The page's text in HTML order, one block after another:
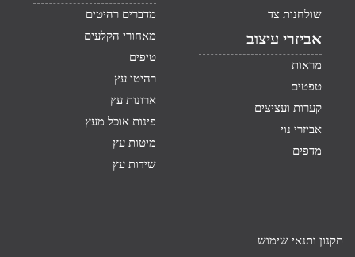
שולחנות צד
אביזרי עיצוב
מראות
טפטים
קערות ועציצים
אביזרי נוי
מדפים
מדברים רהיטים
מאחורי הקלעים
טיפים
רהיטי עץ
ארונות עץ
פינות אוכל מעץ
מיטות עץ
שידות עץ
תקנון ותנאי שימוש